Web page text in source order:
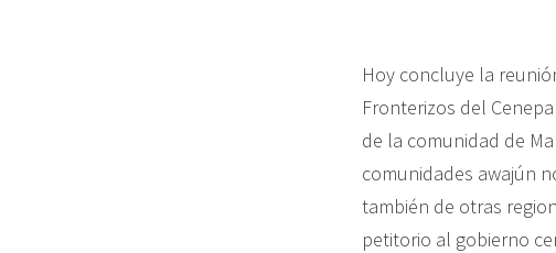
Hoy concluye la
Fronterizos del
de la comunidad de
comunidades awajún
también de otras
petitorio al gobierno